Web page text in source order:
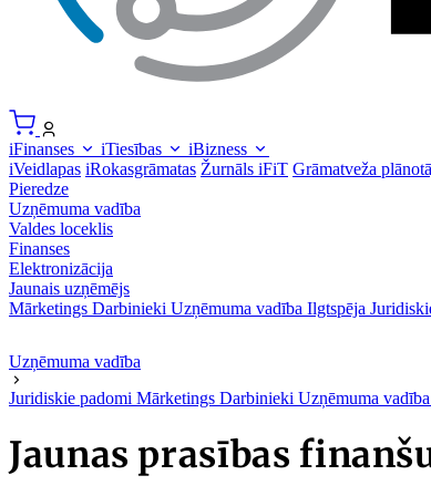
iFinanses iTiesības
iBizness
iVeidlapas iRokasgrāmatas Žurnāls iFiT Grāmatveža
Pieredze
Uzņēmuma vadība
Valdes loceklis
Finanses
Elektronizācija
Jaunais uzņēmējs
Mārketings Darbinieki Uzņēmuma vadība Ilgtspēja
Uzņēmuma vadība
Juridiskie padomi Mārketings Darbinieki Uzņēmuma vadība
Jaunas prasības